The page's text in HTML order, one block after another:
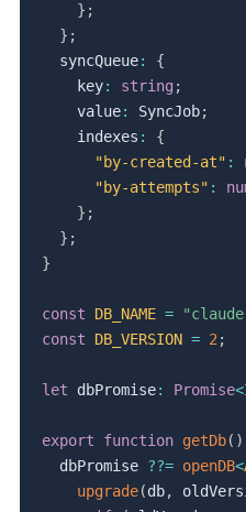
} ;
} ;
  syncQueue
:
{
    key
: string ;
    value
: SyncJob;
    indexes
:
{
"by-created-at" :
"by-attempts" :
} ;
} ;
}
const DB_NAME =
const
DB_VERSION = 2 ;
let dbPromise: Promise<
export function getDb( )
  dbPromise
??= openDB<
upgrade(db,